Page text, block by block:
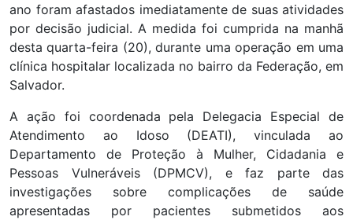
ano foram afastados imediatamente de suas atividades
por decisão judicial. A medida foi cumprida na manhã
desta quarta-feira (20), durante uma operação em uma
clínica hospitalar localizada no bairro da Federação, em
Salvador.
A ação foi coordenada pela Delegacia Especial de
Atendimento ao Idoso (DEATI), vinculada ao
Departamento de Proteção à Mulher, Cidadania e
Pessoas Vulneráveis (DPMCV), e faz parte das
investigações sobre complicações de saúde
apresentadas por pacientes submetidos aos